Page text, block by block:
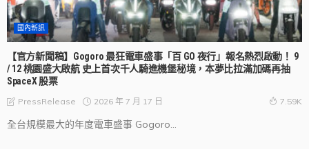
國內新訊
【官方新聞稿】Gogoro 最狂電車盛事「百 GO 夜行」報名熱烈啟動！ 9
/ 12 桃園盛大啟航 史上首次千人騎進機堡秘境，本夢比拉滿加碼再抽
SpaceX 股票
PressRelease 2026 年 7 月 17 日 7.59K
全台規模最大的年度電車盛事 Gogoro...